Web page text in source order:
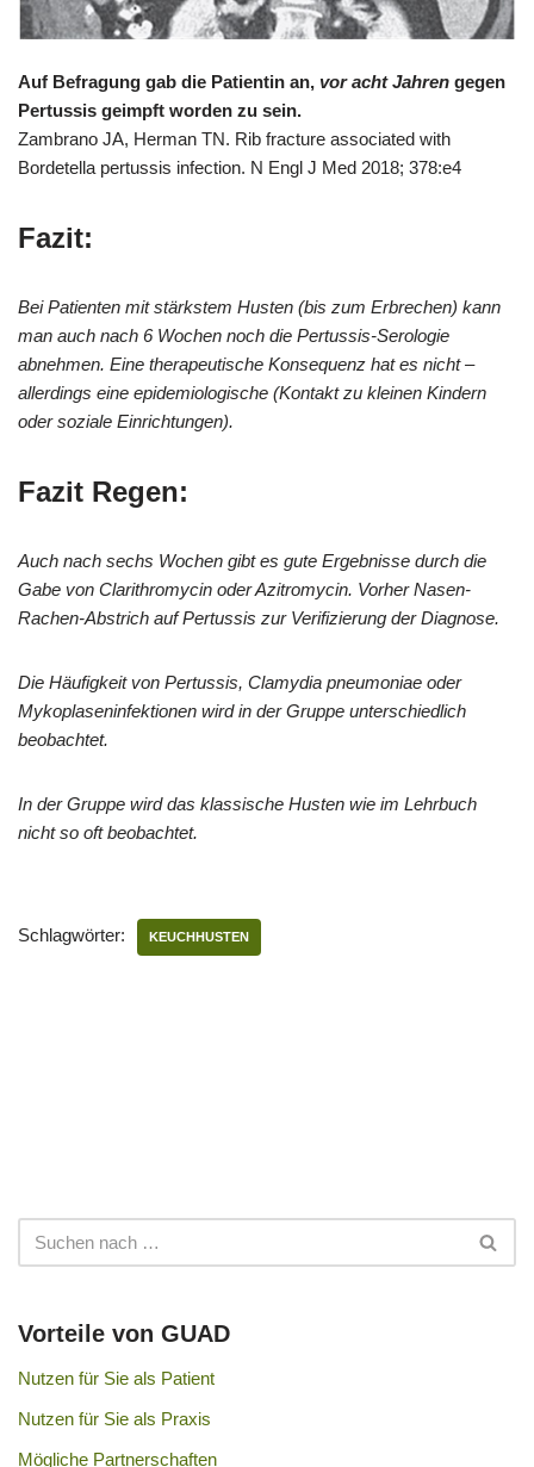
Auf Befragung gab die Patientin an, vor acht Jahren gegen
Pertussis geimpft worden zu sein.
Zambrano JA, Herman TN. Rib fracture associated with
Bordetella pertussis infection. N Engl J Med 2018; 378:e4
Fazit:
Bei Patienten mit stärkstem Husten (bis zum Erbrechen) kann
man auch nach 6 Wochen noch die Pertussis-Serologie
abnehmen. Eine therapeutische Konsequenz hat es nicht –
allerdings eine epidemiologische (Kontakt zu kleinen Kindern
oder soziale Einrichtungen).
Fazit Regen:
Auch nach sechs Wochen gibt es gute Ergebnisse durch die
Gabe von Clarithromycin oder Azitromycin. Vorher Nasen-
Rachen-Abstrich auf Pertussis zur Verifizierung der Diagnose.
Die Häufigkeit von Pertussis, Clamydia pneumoniae oder
Mykoplaseninfektionen wird in der Gruppe unterschiedlich
beobachtet.
In der Gruppe wird das klassische Husten wie im Lehrbuch
nicht so oft beobachtet.
Schlagwörter: KEUCHHUSTEN
Vorteile von GUAD
Nutzen für Sie als Patient
Nutzen für Sie als Praxis
Mögliche Partnerschaften